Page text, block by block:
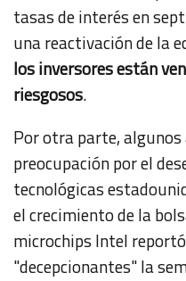
tasas de interés en
una reactivación de la
los inversores están
riesgosos.
Por otra parte,
preocupación por el
tecnológicas
el crecimiento de la
microchips Intel
"decepcionantes" la